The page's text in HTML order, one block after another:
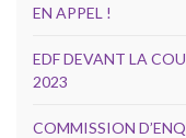
EN APPEL !
EDF DEVANT LA
2023
COMMISSION